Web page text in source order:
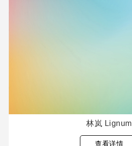
林岚 Lignum
查看详情